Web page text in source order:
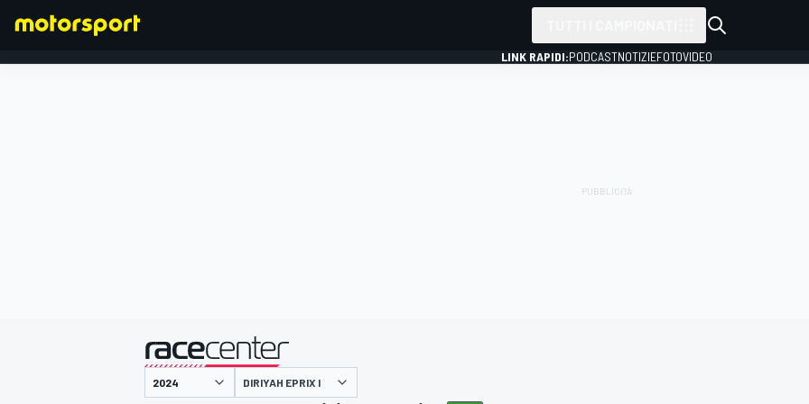
LINK RAPIDI:PODCASTNOTIZIEFOTOVIDEO
presentato da
DIRIYAH EPRIX I